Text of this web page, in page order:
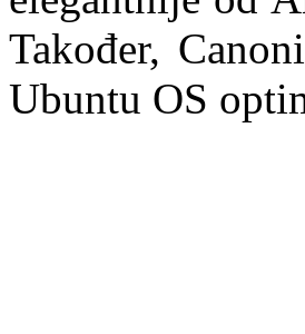
Također,
Ubuntu OS